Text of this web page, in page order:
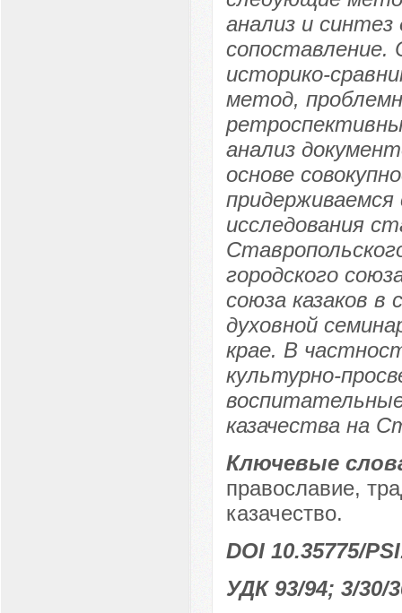
анализ и
сопоставление.
историко-
метод,
анализ
основе
исследования
городского
союза казаков в
духовной
крае. В
культурно-
казачества на
Ключевые
православие,
казачество.
DOI 10.35775/
УДК 93/94; 3/30/